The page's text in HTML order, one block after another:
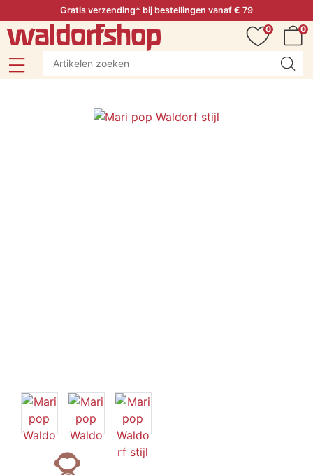
Gratis verzending* bij bestellingen vanaf € 79
0
0